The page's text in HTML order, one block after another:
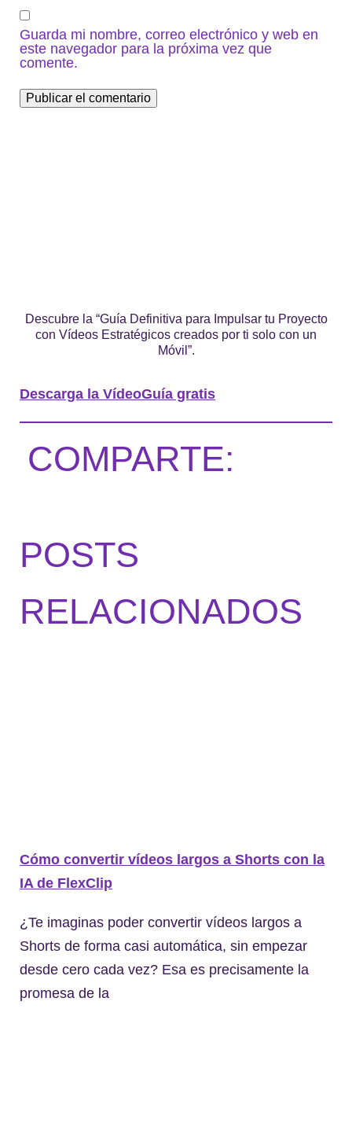
Guarda mi nombre, correo electrónico y web en
este navegador para la próxima vez que
comente.
Descubre la “Guía Definitiva para Impulsar tu Proyecto
con Vídeos Estratégicos creados por ti solo con un
Móvil”.
Descarga la VídeoGuía gratis
COMPARTE:
POSTS
RELACIONADOS
Cómo convertir vídeos largos a Shorts con la
IA de FlexClip
¿Te imaginas poder convertir vídeos largos a
Shorts de forma casi automática, sin empezar
desde cero cada vez? Esa es precisamente la
promesa de la